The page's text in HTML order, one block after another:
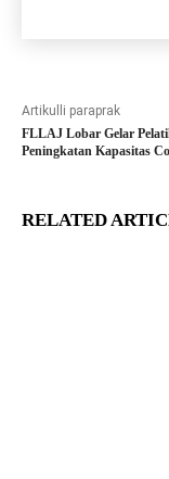
Artikulli paraprak
FLLAJ Lobar Gelar
Peningkatan Kapasitas
RELATED